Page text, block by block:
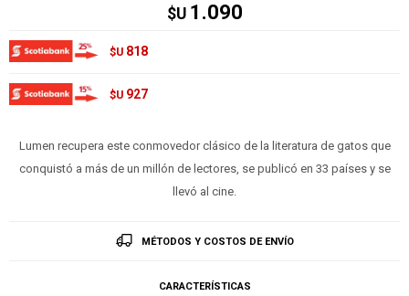
$U 1.090
$U 818
$U 927
Lumen recupera este conmovedor clásico de la literatura de gatos que
conquistó a más de un millón de lectores, se publicó en 33 países y se
llevó al cine.
MÉTODOS Y COSTOS DE ENVÍO
CARACTERÍSTICAS